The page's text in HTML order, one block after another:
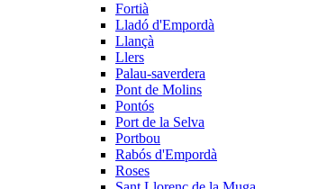
Fortià
Lladó d'Empordà
Llançà
Llers
Palau-saverdera
Pont de Molins
Pontós
Port de la Selva
Portbou
Rabós d'Empordà
Roses